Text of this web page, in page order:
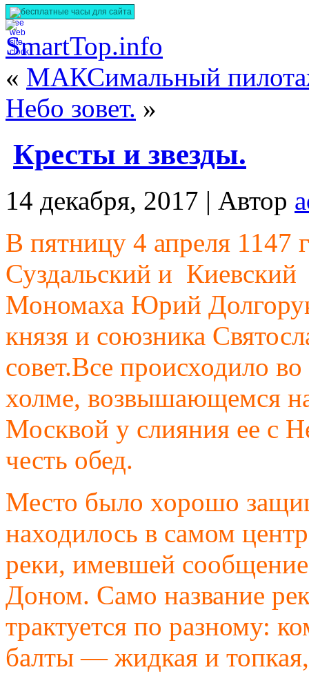
бесплатные часы для сайта
« МАКСимальный
Небо зовет. »
Кресты и звезды.
14 декабря, 2017 | Автор
В пятницу 4 апреля
Суздальский и
Мономаха Юрий
князя и союзника
совет.Все происходило
холме, возвышающемся
Москвой у слияния ее с
честь обед.
Место было хорошо
находилось в самом
реки, имевшей
Доном. Само название
трактуется по разному:
балты — жидкая и